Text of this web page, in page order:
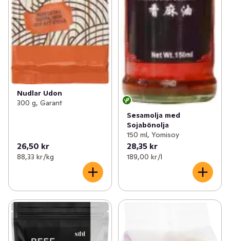
Nudlar Udon
300 g, Garant
26,50 kr
88,33 kr /kg
Sesamolja med
Sojabönolja
150 ml, Yomisoy
28,35 kr
189,00 kr /l